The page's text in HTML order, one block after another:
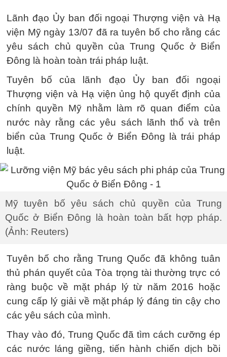
Lãnh đạo Ủy ban đối ngoại Thượng viện và Hạ
viện Mỹ ngày 13/07 đã ra tuyên bố cho rằng các
yêu sách chủ quyền của Trung Quốc ở Biển
Đông là hoàn toàn trái pháp luật.
Tuyên bố của lãnh đạo Ủy ban đối ngoại
Thượng viện và Hạ viện ủng hộ quyết định của
chính quyền Mỹ nhằm làm rõ quan điểm của
nước này rằng các yêu sách lãnh thổ và trên
biển của Trung Quốc ở Biển Đông là trái pháp
luật.
Mỹ tuyên bố yêu sách chủ quyền của Trung
Quốc ở Biển Đông là hoàn toàn bất hợp pháp.
(Ảnh: Reuters)
Tuyên bố cho rằng Trung Quốc đã không tuân
thủ phán quyết của Tòa trọng tài thường trực có
ràng buộc về mặt pháp lý từ năm 2016 hoặc
cung cấp lý giải về mặt pháp lý đáng tin cậy cho
các yêu sách của mình.
Thay vào đó, Trung Quốc đã tìm cách cưỡng ép
các nước láng giềng, tiến hành chiến dịch bồi